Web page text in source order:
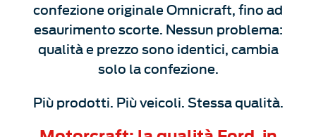
confezione originale Omnicraft, fino ad
esaurimento scorte. Nessun problema:
qualità e prezzo sono identici, cambia
solo la confezione.
Più prodotti. Più veicoli. Stessa qualità.